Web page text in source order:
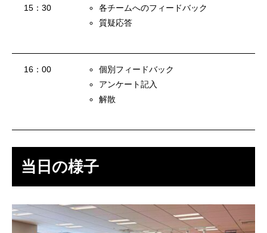
アルムナイ採用エントリー
15：30
各チームへのフィードバック
質疑応答
16：00
個別フィードバック
アンケート記入
解散
当日の様子